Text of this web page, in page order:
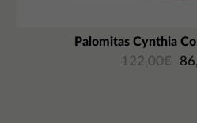
Palomitas Cynthia
122,00€